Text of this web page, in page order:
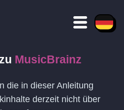
zu MusicBrainz
die in dieser Anleitung
derzeit nicht über